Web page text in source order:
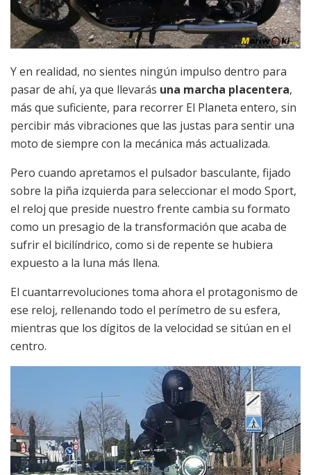
Y en realidad, no sientes ningún impulso dentro para
pasar de ahí, ya que llevarás una marcha placentera,
más que suficiente, para recorrer El Planeta entero, sin
percibir más vibraciones que las justas para sentir una
moto de siempre con la mecánica más actualizada.
Pero cuando apretamos el pulsador basculante, fijado
sobre la piña izquierda para seleccionar el modo Sport,
el reloj que preside nuestro frente cambia su formato
como un presagio de la transformación que acaba de
sufrir el bicilíndrico, como si de repente se hubiera
expuesto a la luna más llena.
El cuantarrevoluciones toma ahora el protagonismo de
ese reloj, rellenando todo el perímetro de su esfera,
mientras que los dígitos de la velocidad se sitúan en el
centro.